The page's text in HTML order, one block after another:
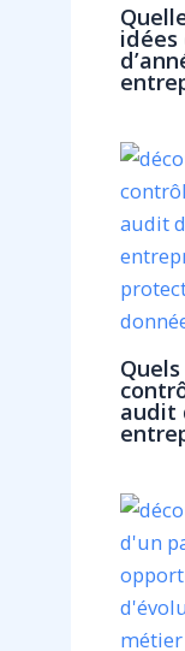
idées
audit